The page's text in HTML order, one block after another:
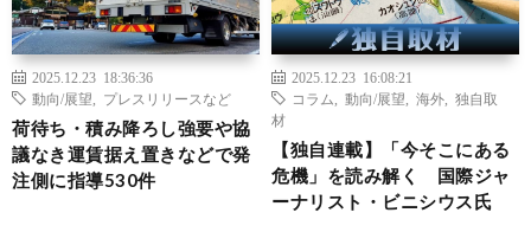
2025.12.23 18:36:36
動向/展望
プレスリリースなど
荷待ち・積み降ろし強要や協
議なき運賃据え置きなどで発
注側に指導530件
2025.12.23 16:08:21
コラム
動向/展望 海外
独自取
材
【独自連載】「今そこにある
危機」を読み解く 国際ジャ
ーナリスト・ビニシウス氏